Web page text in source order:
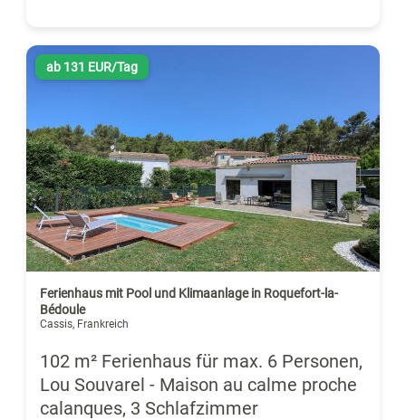
ab 131 EUR/Tag
Ferienhaus mit Pool und Klimaanlage in Roquefort-la-
Bédoule
Cassis, Frankreich
102 m² Ferienhaus für max. 6 Personen,
Lou Souvarel - Maison au calme proche
calanques, 3 Schlafzimmer